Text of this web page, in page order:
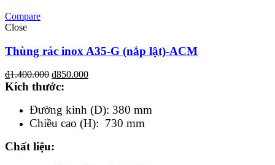
Compare
Close
Thùng rác inox A35-G (nắp lật)-ACM
₫1.400.000 ₫850.000
Kích thước:
Đường kinh (D): 380 mm
Chiều cao (H): 730 mm
Chất liệu: